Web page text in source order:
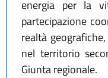
energia per la
partecipazione
realtà
nel territorio
Giunta regionale.